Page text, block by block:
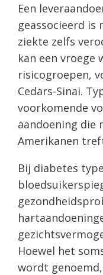
Een
geassocieerd is
ziekte zelfs
kan een vroege
risicogroepen,
Cedars-Sinai.
voorkomende
aandoening die
Amerikanen
Bij diabetes
Hoewel het
wordt